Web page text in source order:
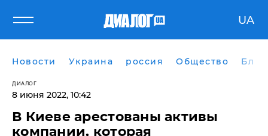
UA
Новости Украина россия Общество
ДИАЛОГ
8 июня 2022, 10:42
​В Киеве арестованы активы
компании, которая